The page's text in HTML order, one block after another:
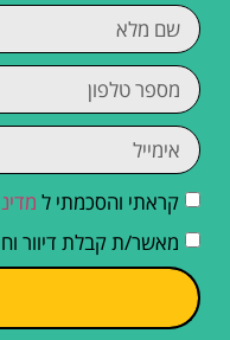
קראתי והסכמתי ל
מאשר/ת קבלת דיוור